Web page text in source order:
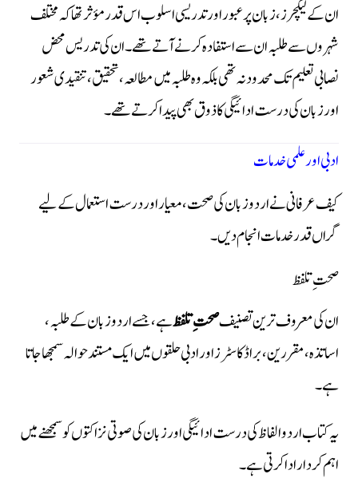
ان کے لیکچرز، زبان پر عبور اور تدریسی اسلوب اس قدر مؤثر تھا کہ مختلف
شہروں سے طلبہ ان سے استفادہ کرنے آتے تھے۔ ان کی تدریس محض
نصابی تعلیم تک محدود نہ تھی بلکہ وہ طلبہ میں مطالعہ، تحقیق، تنقیدی شعور
اور زبان کی درست ادائیگی کا ذوق بھی پیدا کرتے تھے۔
ادبی اور علمی خدمات
کیف عرفانی نے اردو زبان کی صحت، معیار اور درست استعمال کے لیے
گراں قدر خدمات انجام دیں۔
صحتِ تلفظ
ان کی معروف ترین تصنیفصحتِ تلفظہے، جسے اردو زبان کے طلبہ،
اساتذہ، مقررین، براڈکاسٹرز اور ادبی حلقوں میں ایک مستند حوالہ سمجھا جاتا
ہے۔
یہ کتاب اردو الفاظ کی درست ادائیگی اور زبان کی صوتی نزاکتوں کو سمجھنے میں
اہم کردار ادا کرتی ہے۔